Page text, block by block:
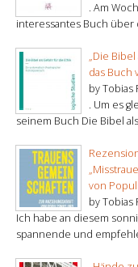
. Am
interessantes Buch über
„Die
das Buch
by Tobias
. Um es
seinem Buch Die Bibel
von
by Tobias
Ich habe an diesem
spannende und